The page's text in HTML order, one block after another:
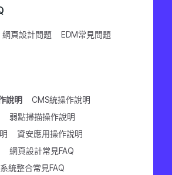
網頁設計問題
EDM常見問題
說明
CMS統操作說明
弱點掃描操作說明
資安應用操作說明
網頁設計常見FAQ
系統整合常見FAQ